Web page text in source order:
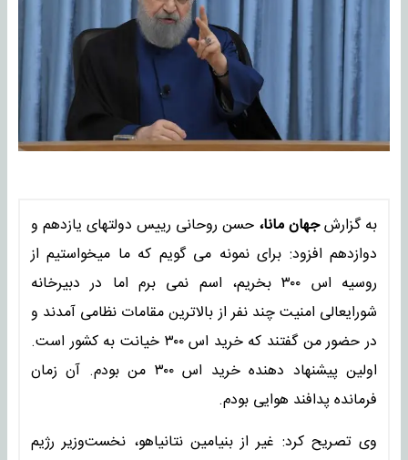
به گزارشجهان مانا، حسن روحانی رییس دولتهای یازدهم و
دوازدهم افزود: برای نمونه می گویم که ما میخواستیم از
روسیه اس ۳۰۰ بخریم، اسم نمی برم اما در دبیرخانه
شورایعالی امنیت چند نفر از بالاترین مقامات نظامی آمدند و
در حضور من گفتند که خرید اس ۳۰۰ خیانت به کشور است.
اولین پیشنهاد دهنده خرید اس ۳۰۰ من بودم. آن زمان
فرمانده پدافند هوایی بودم.
وی تصریح کرد: غیر از بنیامین نتانیاهو، نخست‌وزیر رژیم